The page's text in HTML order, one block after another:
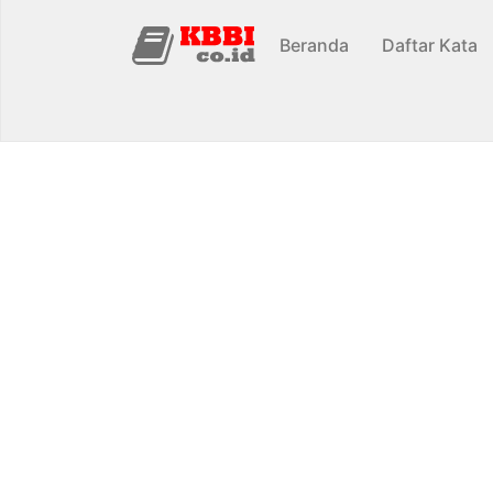
Beranda Daftar Kata